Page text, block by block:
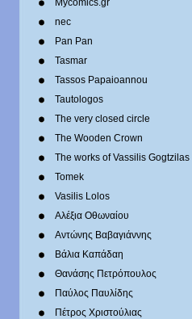
Mycomics.gr
nec
Pan Pan
Tasmar
Tassos Papaioannou
Tautologos
The very closed circle
The Wooden Crown
The works of Vassilis Gogtzilas
Tomek
Vasilis Lolos
Αλέξια Οθωναίου
Αντώνης Βαβαγιάννης
Βάλια Καπάδαη
Θανάσης Πετρόπουλος
Παύλος Παυλίδης
Πέτρος Χριστούλιας